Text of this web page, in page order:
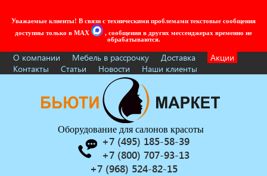
Уважаемые клиенты! В связи с техническими проблемами текстовые сообщения
доступны только в MAX
, сообщения в других мессенджерах временно не
обрабатываются.
О компании Мебель в рассрочку Доставка
Акции
Контакты
Статьи Новости Наши клиенты
Оборудование для салонов красоты
+7 (495) 185-58-39
+7 (800) 707-93-13
+7 (968) 524-82-15